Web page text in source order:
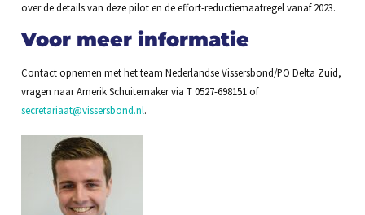
over de details van deze pilot en de effort-reductiemaatregel vanaf 2023.
Voor meer informatie
Contact opnemen met het team Nederlandse Vissersbond/PO Delta Zuid,
vragen naar Amerik Schuitemaker via T 0527-698151 of
secretariaat@vissersbond.nl.